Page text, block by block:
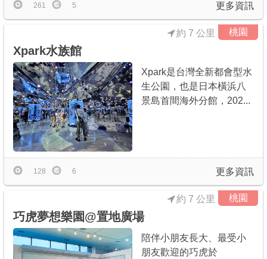
更多資訊
261 5
桃園
Xpark水族館
約 7 公里
Xpark是台灣全新都會型水
生公園，也是日本橫浜八
景島首間海外分館，202...
更多資訊
128 6
桃園
巧虎夢想樂園@置地廣場
約 7 公里
陪伴小朋友長大、最受小
朋友歡迎的巧虎於